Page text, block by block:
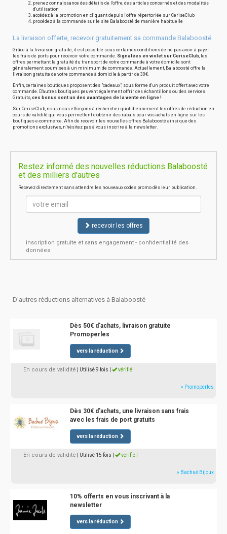
prenez connaissance des détails de l'offre, des articles concernés et des modalités
d'utilisation
accédez à la promotion en cliquant depuis l'offre répertoriée sur CeriseClub
procédez à la commande sur le site Balaboosté de manière habituelle
La livraison offerte, recevoir gratuitement sa commande Balaboosté
Grâce à la livraison gratuite, il est possible sous certaines conditions de ne pas avoir à payer
les frais de ports pour recevoir votre commande. Signalées en violet sur CeriseClub, les
offres permettant la gratuité du transport de votre commande à votre domicile sont
généralement soumises à un minimum de commande. Actuellement, Balaboosté offre la
livraison gratuite de votre commande à domicile à partir de 30€.
Enfin, certaines boutiques proposent des "cadeaux", sous forme d'un produit offert avec votre
commande. D'autres boutiques peuvent également offrir des échantillons ou des services.
Gratuits, ces bonus sont un des avantages de la vente en ligne !
Sur CeriseClub, nous nous efforçons à rechercher quotidiennement les offres de réduction en
cours de validité qui vous permettent d'obtenir des rabais pour vos achats en ligne sur les
boutiques e-commerce. Afin de recevoir les nouvelles offres Balaboosté ainsi que des
promotions exclusives, n'hésitez pas à vous inscrire à la newsletter.
Restez informé des nouvelles réductions Balaboosté
et des milliers d'autres
Recevez directement sans attendre les nouveaux codes promo dès leur publication.
recevoir les offres
inscription gratuite et sans engagement - confidentialité des
données
D'autres réductions alternatives à Balaboosté
Dès 50€ d'achats, livraison gratuite
Promoperles
vers la réduction
En cours de validité | Utilisé 9 fois vérifié !
» Promoperles
Dès 30€ d'achats, une livraison sans frais
avec les frais de port gratuits
vers la réduction
En cours de validité | Utilisé 15 fois vérifié !
» Bachué Bijoux
10% offerts en vous inscrivant à la
newsletter
vers la réduction